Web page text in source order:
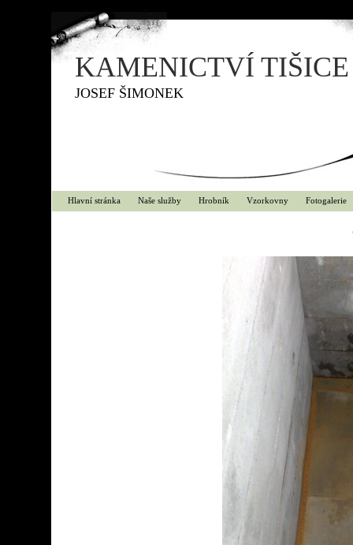
KAMENICTVÍ TIŠICE
JOSEF ŠIMONEK
Hlavní stránka Naše služby Hrobník Vzorkovny Fotogalerie